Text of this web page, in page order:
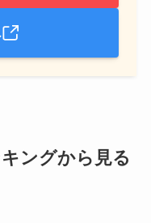
ングから見る